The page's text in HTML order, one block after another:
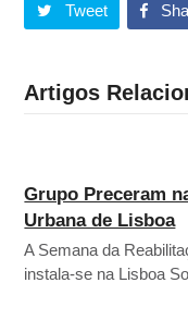
Tweet
Artigos
Grupo Preceram
Urbana de Lisboa
A Semana da
instala-se na Lisboa